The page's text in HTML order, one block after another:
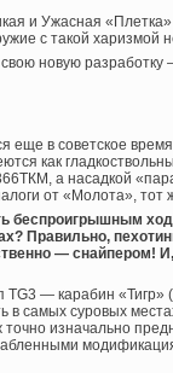
и Ужасная
с такой харизмой
новую
в советское
как
а насадкой
от «Молота»,
беспроигрышным
Правильно,
— снайпером! И,
— карабин «Тигр»
самых суровых
изначально